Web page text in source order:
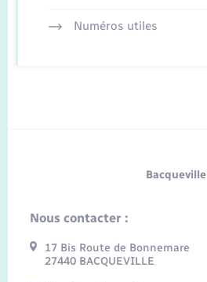
Numéros utiles
Bacqueville
Nous contacter :
17 Bis Route de Bonnemare
27440 BACQUEVILLE